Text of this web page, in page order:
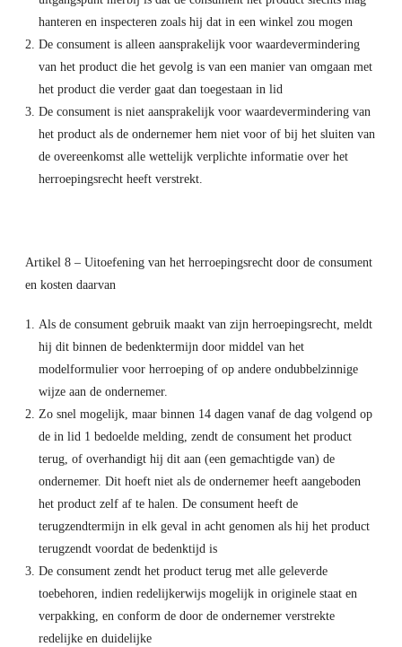
hanteren en inspecteren zoals hij dat in een winkel zou mogen
De consument is alleen aansprakelijk voor waardevermindering
van het product die het gevolg is van een manier van omgaan met
het product die verder gaat dan toegestaan in lid
De consument is niet aansprakelijk voor waardevermindering van
het product als de ondernemer hem niet voor of bij het sluiten van
de overeenkomst alle wettelijk verplichte informatie over het
herroepingsrecht heeft verstrekt.
Artikel 8 – Uitoefening van het herroepingsrecht door de consument
en kosten daarvan
Als de consument gebruik maakt van zijn herroepingsrecht, meldt
hij dit binnen de bedenktermijn door middel van het
modelformulier voor herroeping of op andere ondubbelzinnige
wijze aan de ondernemer.
Zo snel mogelijk, maar binnen 14 dagen vanaf de dag volgend op
de in lid 1 bedoelde melding, zendt de consument het product
terug, of overhandigt hij dit aan (een gemachtigde van) de
ondernemer. Dit hoeft niet als de ondernemer heeft aangeboden
het product zelf af te halen. De consument heeft de
terugzendtermijn in elk geval in acht genomen als hij het product
terugzendt voordat de bedenktijd is
De consument zendt het product terug met alle geleverde
toebehoren, indien redelijkerwijs mogelijk in originele staat en
verpakking, en conform de door de ondernemer verstrekte
redelijke en duidelijke